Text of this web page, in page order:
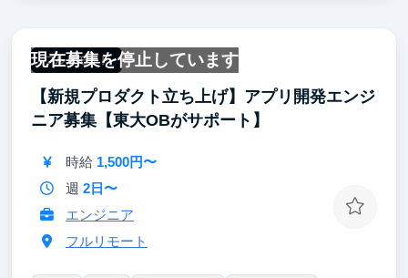
現在募集を停止しています
フルリモート
【新規プロダクト立ち上げ】アプリ開発エンジ
ニア募集【東大OBがサポート】
時給 1,500円〜
週 2日〜
エンジニア
フルリモート